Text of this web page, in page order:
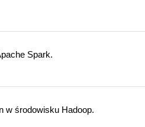
Spark.
w środowisku Hadoop.